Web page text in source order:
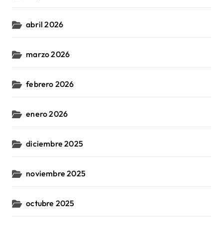
abril 2026
marzo 2026
febrero 2026
enero 2026
diciembre 2025
noviembre 2025
octubre 2025